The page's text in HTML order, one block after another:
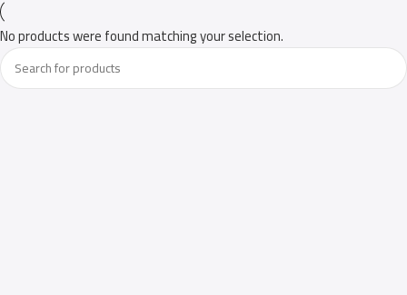
No products were found matching your selection.